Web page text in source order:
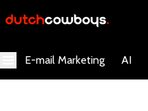
E-mail Marketing AI